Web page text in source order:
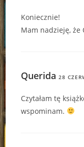
Koniecznie!
Mam nadzieję, że
Querida 28
Czytałam tę
wspominam.